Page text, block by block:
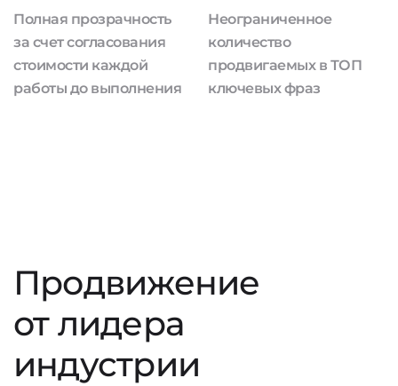
Полная прозрачность
за счет согласования
стоимости каждой
работы до выполнения
Неограниченное
количество
продвигаемых в ТОП
ключевых фраз
Продвижение
от лидера
индустрии